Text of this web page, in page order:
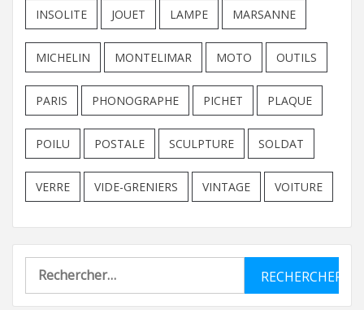
INSOLITE JOUET LAMPE MARSANNE
MICHELIN MONTELIMAR MOTO OUTILS
PARIS PHONOGRAPHE PICHET PLAQUE
POILU POSTALE SCULPTURE SOLDAT
VERRE VIDE-GRENIERS VINTAGE VOITURE
Rechercher :